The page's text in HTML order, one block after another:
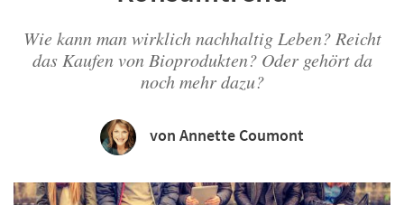
Wie kann man wirklich nachhaltig Leben? Reicht
das Kaufen von Bioprodukten? Oder gehört da
noch mehr dazu?
von Annette Coumont